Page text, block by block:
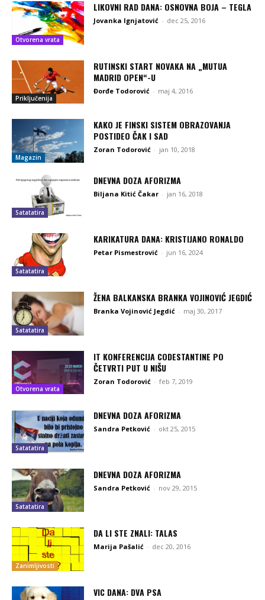
Otvorena vrata
LIKOVNI RAD DANA: OSNOVNA BOJA – TEGLA
Jovanka Ignjatović - dec 25, 2016
Priključenija
RUTINSKI START NOVAKA NA „MUTUA
MADRID OPEN“-U
Đorđe Todorović - maj 4, 2016
Magazin
KAKO JE FINSKI SISTEM OBRAZOVANJA
POSTIDEO ČAK I SAD
Zoran Todorović - jan 10, 2018
Satatatira
DNEVNA DOZA AFORIZMA
Biljana Kitić Čakar - jan 16, 2018
Satatatira
KARIKATURA DANA: KRISTIJANO RONALDO
Petar Pismestrović - jun 16, 2024
Satatatira
ŽENA BALKANSKA BRANKA VOJINOVIĆ JEGDIĆ
Branka Vojinović Jegdić - maj 30, 2017
Otvorena vrata
IT KONFERENCIJA CODESTANTINE PO
ČETVRTI PUT U NIŠU
Zoran Todorović - feb 7, 2019
Satatatira
DNEVNA DOZA AFORIZMA
Sandra Petković - okt 25, 2015
Satatatira
DNEVNA DOZA AFORIZMA
Sandra Petković - nov 29, 2015
Zanimljivosti
DA LI STE ZNALI: TALAS
Marija Pašalić - dec 20, 2016
VIC DANA: DVA PSA